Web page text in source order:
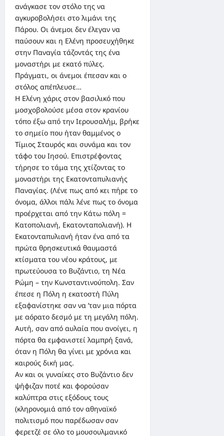
ανάγκασε τον στόλο της να
αγκυροβολήσει στο λιμάνι της
Πάρου. Οι άνεμοι δεν έλεγαν να
παύσουν και η Ελένη προσευχήθηκε
στην Παναγία τάζοντάς της ένα
μοναστήρι με εκατό πύλες.
Πράγματι, οι άνεμοι έπεσαν και ο
στόλος απέπλευσε…
Η Ελένη χάρις στον βασιλικό που
μοσχοβολούσε μέσα στον κρανίου
τόπο έξω από την Ιερουσαλήμ, βρήκε
το σημείο που ήταν θαμμένος ο
Τίμιος Σταυρός και συνάμα και τον
τάφο του Ιησού. Επιστρέφοντας
τήρησε το τάμα της χτίζοντας το
μοναστήρι της Εκατονταπυλιανής
Παναγίας. (Λένε πως από κει πήρε το
όνομα, άλλοι πάλι λένε πως το όνομα
προέρχεται από την Κάτω πόλη =
Κατοπολιανή, Εκατονταπολιανή). Η
Εκατονταπυλιανή ήταν ένα από τα
πρώτα θρησκευτικά θαυμαστά
κτίσματα του νέου κράτους, με
πρωτεύουσα το Βυζάντιο, τη Νέα
Ρώμη – την Κωνσταντινούπολη. Σαν
έπεσε η Πόλη η εκατοστή Πύλη
εξαφανίστηκε σαν να ’ταν μια πόρτα
με αόρατο δεσμό με τη μεγάλη πόλη.
Αυτή, σαν από αυλαία που ανοίγει, η
πόρτα θα εμφανιστεί λαμπρή ξανά,
όταν η Πόλη θα γίνει με χρόνια και
καιρούς δική μας.
Αν και οι γυναίκες στο Βυζάντιο δεν
ψήφιζαν ποτέ και φορούσαν
καλύπτρα στις εξόδους τους
(κληρονομιά από τον αθηναϊκό
πολιτισμό που παρέδωσαν σαν
φερετζέ σε όλο το μουσουλμανικό